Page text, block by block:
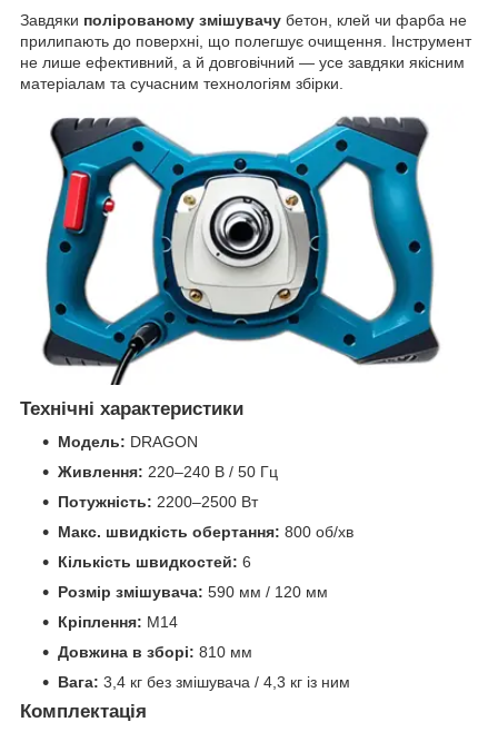
Завдяки полірованому змішувачу бетон, клей чи фарба не
прилипають до поверхні, що полегшує очищення. Інструмент
не лише ефективний, а й довговічний — усе завдяки якісним
матеріалам та сучасним технологіям збірки.
Технічні характеристики
Модель: DRAGON
Живлення: 220–240 В / 50 Гц
Потужність: 2200–2500 Вт
Макс. швидкість обертання: 800 об/хв
Кількість швидкостей: 6
Розмір змішувача: 590 мм / 120 мм
Кріплення: M14
Довжина в зборі: 810 мм
Вага: 3,4 кг без змішувача / 4,3 кг із ним
Комплектація